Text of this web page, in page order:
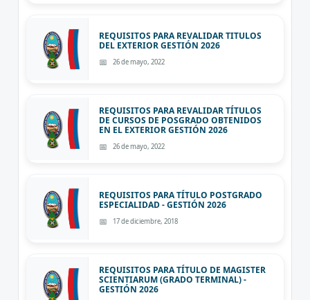
REQUISITOS PARA REVALIDAR TITULOS
DEL EXTERIOR GESTIÓN 2026
26 de mayo, 2022
REQUISITOS PARA REVALIDAR TÍTULOS
DE CURSOS DE POSGRADO OBTENIDOS
EN EL EXTERIOR GESTIÓN 2026
26 de mayo, 2022
REQUISITOS PARA TÍTULO POSTGRADO
ESPECIALIDAD - GESTIÓN 2026
17 de diciembre, 2018
REQUISITOS PARA TÍTULO DE MAGISTER
SCIENTIARUM (GRADO TERMINAL) -
GESTIÓN 2026